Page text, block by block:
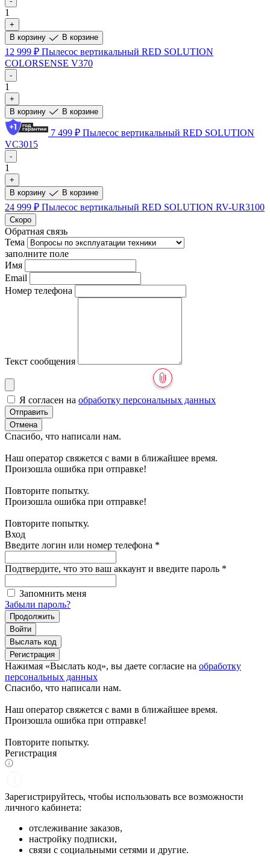
1
+
В корзину
В корзине
12 999 ₽ Пылесос вертикальный RED SOLUTION
COLORSENSE V370
-
1
+
В корзину
В корзине
7 499 ₽ Пылесос вертикальный RED SOLUTION
VC3015
-
1
+
В корзину
В корзине
24 999 ₽ Пылесос вертикальный RED SOLUTION RV-UR3100
Скоро
Обратная связь
Тема
заполните поле
Имя
Email
Номер телефона
Текст сообщения
Я согласен на обработку персональных данных
Отправить
Отмена
Спасибо, что написали нам.
Наш оператор свяжется с вами в ближайшее время.
Произошла ошибка при отправке!
Повторите попытку.
Произошла ошибка при отправке!
Повторите попытку.
Вход
Введите логин или номер телефона *
Подтвердите, что это ваш аккаунт и введите пароль *
Запомнить меня
Забыли пароль?
Продолжить
Войти
Выслать код
Регистрация
Нажимая «Выслать код», вы даете согласие на обработку
персональных данных
Спасибо, что написали нам.
Наш оператор свяжется с вами в ближайшее время.
Произошла ошибка при отправке!
Повторите попытку.
Регистрация
Зарегистрируйтесь, чтобы использовать все возможности
личного кабинета:
отслеживание заказов,
настройку подписки,
связи с социальными сетями и другие.